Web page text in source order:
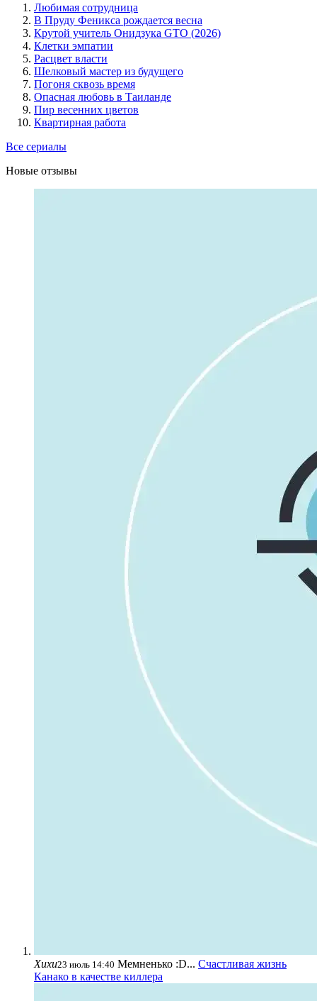
Любимая сотрудница
В Пруду Феникса рождается весна
Крутой учитель Онидзука GTO (2026)
Клетки эмпатии
Расцвет власти
Шелковый мастер из будущего
Погоня сквозь время
Опасная любовь в Таиланде
Пир весенних цветов
Квартирная работа
Все сериалы
Новые отзывы
Хихи23 июль 14:40 Мемненько :D... Счастливая жизнь
Канако в качестве киллера